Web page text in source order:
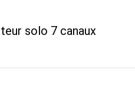
solo 7 canaux